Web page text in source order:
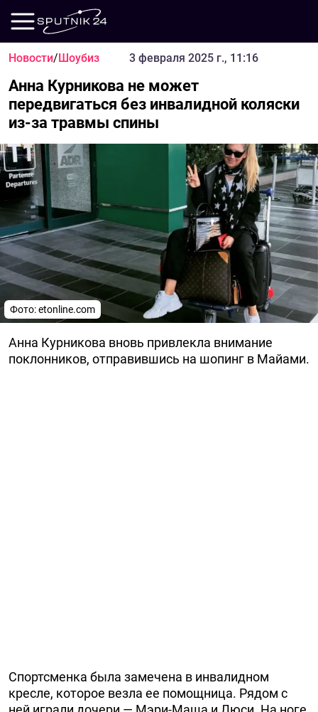
Новости/Шоубиз 3 февраля 2025 г., 11:16
Анна Курникова не может
передвигаться без инвалидной коляски
из-за травмы спины
Фото: etonline.com
Анна Курникова вновь привлекла внимание
поклонников, отправившись на шопинг в Майами.
Спортсменка была замечена в инвалидном
кресле, которое везла ее помощница. Рядом с